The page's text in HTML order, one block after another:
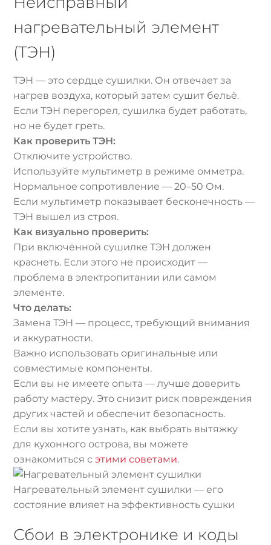
нагревательный элемент
(ТЭН)
ТЭН — это сердце сушилки. Он отвечает за
нагрев воздуха, который затем сушит бельё.
Если ТЭН перегорел, сушилка будет работать,
но не будет греть.
Как проверить ТЭН:
Отключите устройство.
Используйте мультиметр в режиме омметра.
Нормальное сопротивление — 20–50 Ом.
Если мультиметр показывает бесконечность —
ТЭН вышел из строя.
Как визуально проверить:
При включённой сушилке ТЭН должен
краснеть. Если этого не происходит —
проблема в электропитании или самом
элементе.
Что делать:
Замена ТЭН — процесс, требующий внимания
и аккуратности.
Важно использовать оригинальные или
совместимые компоненты.
Если вы не имеете опыта — лучше доверить
работу мастеру. Это снизит риск повреждения
других частей и обеспечит безопасность.
Если вы хотите узнать, как выбрать вытяжку
для кухонного острова, вы можете
ознакомиться сэтими советами.
Нагревательный элемент сушилки — его
состояние влияет на эффективность сушки
Сбои в электронике и коды